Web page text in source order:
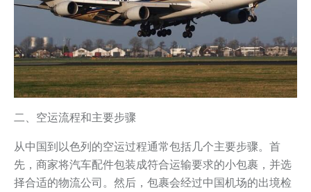
二、空运流程和主要步骤
从中国到以色列的空运过程通常包括几个主要步骤。首
先，商家将汽车配件包装成符合运输要求的小包裹，并选
择合适的物流公司。然后，包裹会经过中国机场的出境检